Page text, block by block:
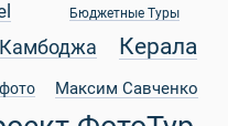
Бюджетные Туры
Камбоджа
Керала
Максим Савченко